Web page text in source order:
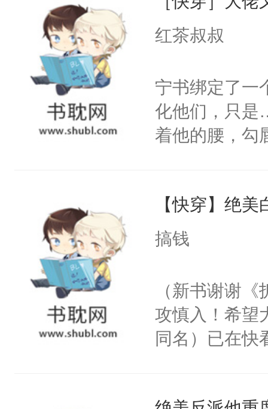
红茶叔叔
宁书绑定了一
化他们，只是
着他的腰，勾
来，给老公
用力——为你
【快穿】绝
搞钱
（新书谢谢
攻慎入！希望
同名）已在快